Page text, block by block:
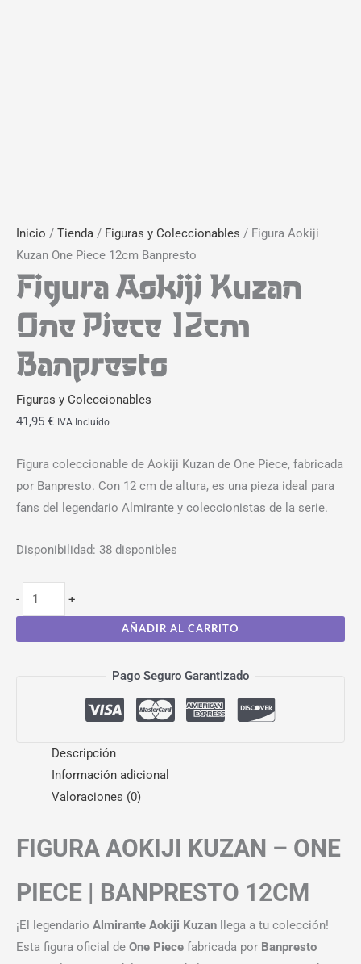
Inicio / Tienda / Figuras y Coleccionables / Figura Aokiji
Kuzan One Piece 12cm Banpresto
Figura Aokiji Kuzan
One Piece 12cm
Banpresto
Figuras y Coleccionables
41,95 € IVA Incluído
Figura coleccionable de Aokiji Kuzan de One Piece, fabricada
por Banpresto. Con 12 cm de altura, es una pieza ideal para
fans del legendario Almirante y coleccionistas de la serie.
Disponibilidad: 38 disponibles
- +
AÑADIR AL CARRITO
Pago Seguro Garantizado
Descripción
Información adicional
Valoraciones (0)
FIGURA AOKIJI KUZAN – ONE
PIECE | BANPRESTO 12CM
¡El legendario Almirante Aokiji Kuzan llega a tu colección!
Esta figura oficial de One Piece fabricada por Banpresto